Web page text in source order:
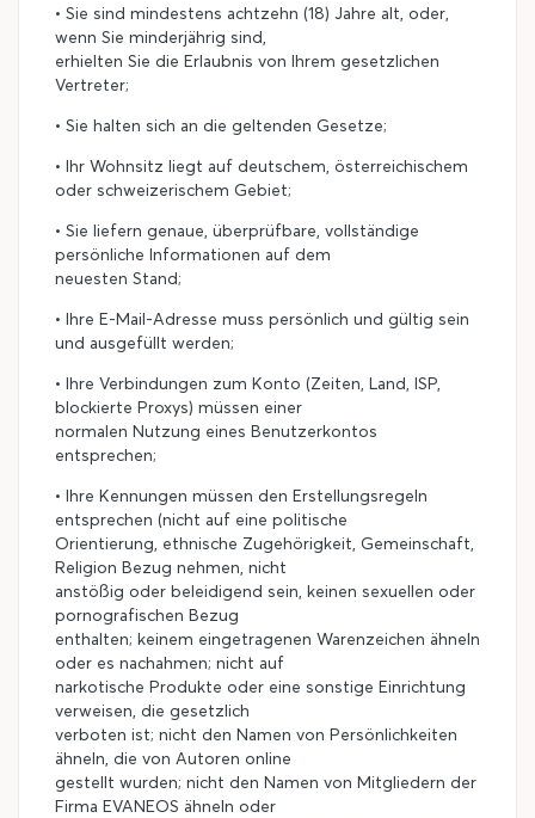
• Sie sind mindestens achtzehn (18) Jahre alt, oder,
wenn Sie minderjährig sind,
erhielten Sie die Erlaubnis von Ihrem gesetzlichen
Vertreter;
• Sie halten sich an die geltenden Gesetze;
• Ihr Wohnsitz liegt auf deutschem, österreichischem
oder schweizerischem Gebiet;
• Sie liefern genaue, überprüfbare, vollständige
persönliche Informationen auf dem
neuesten Stand;
• Ihre E-Mail-Adresse muss persönlich und gültig sein
und ausgefüllt werden;
• Ihre Verbindungen zum Konto (Zeiten, Land, ISP,
blockierte Proxys) müssen einer
normalen Nutzung eines Benutzerkontos
entsprechen;
• Ihre Kennungen müssen den Erstellungsregeln
entsprechen (nicht auf eine politische
Orientierung, ethnische Zugehörigkeit, Gemeinschaft,
Religion Bezug nehmen, nicht
anstößig oder beleidigend sein, keinen sexuellen oder
pornografischen Bezug
enthalten; keinem eingetragenen Warenzeichen ähneln
oder es nachahmen; nicht auf
narkotische Produkte oder eine sonstige Einrichtung
verweisen, die gesetzlich
verboten ist; nicht den Namen von Persönlichkeiten
ähneln, die von Autoren online
gestellt wurden; nicht den Namen von Mitgliedern der
Firma EVANEOS ähneln oder